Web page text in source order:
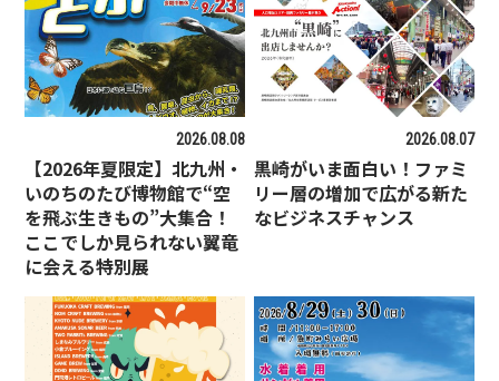
2026.08.08
【2026年夏限定】北九州・
いのちのたび博物館で“空
を飛ぶ生きもの”大集合！
ここでしか見られない翼竜
に会える特別展
2026.08.07
黒崎がいま面白い！ファミ
リー層の増加で広がる新た
なビジネスチャンス